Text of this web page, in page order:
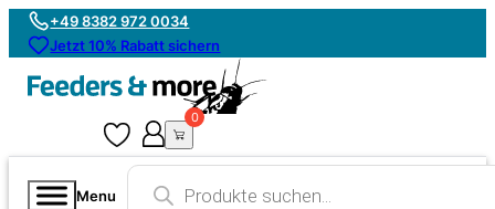
+49 8382 972 0034
Jetzt 10% Rabatt sichern
0
Menu
Products
search